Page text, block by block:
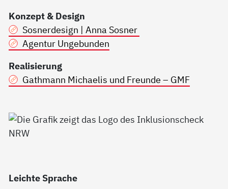
Konzept & Design
Sosnerdesign | Anna Sosner
Agentur Ungebunden
Realisierung
Gathmann Michaelis und Freunde – GMF
Leichte Sprache